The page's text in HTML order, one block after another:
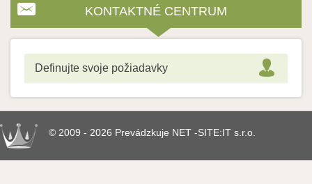
KONTAKTNÉ CENTRUM
Definujte svoje požiadavky
© 2009 - 2026 Prevádzkuje NET -SITE:IT s.r.o.